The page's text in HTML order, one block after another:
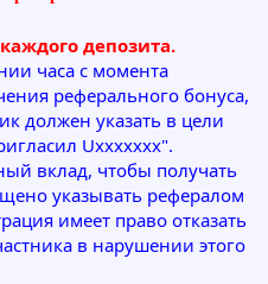
депозита.
часа с момента
реферального бонуса,
должен указать в цели
Uxxxxxxx".
вклад, чтобы получать
указывать рефералом
имеет право отказать
в нарушении этого